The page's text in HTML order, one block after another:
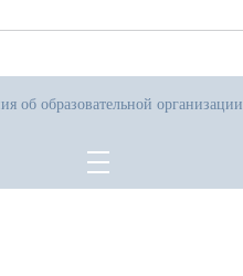
об образовательной организации